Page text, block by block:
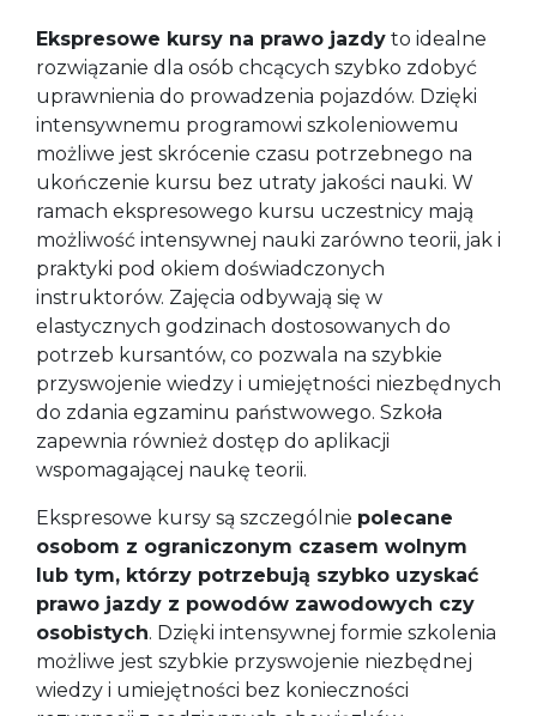
Ekspresowe kursy na prawo jazdy to idealne
rozwiązanie dla osób chcących szybko zdobyć
uprawnienia do prowadzenia pojazdów. Dzięki
intensywnemu programowi szkoleniowemu
możliwe jest skrócenie czasu potrzebnego na
ukończenie kursu bez utraty jakości nauki. W
ramach ekspresowego kursu uczestnicy mają
możliwość intensywnej nauki zarówno teorii, jak i
praktyki pod okiem doświadczonych
instruktorów. Zajęcia odbywają się w
elastycznych godzinach dostosowanych do
potrzeb kursantów, co pozwala na szybkie
przyswojenie wiedzy i umiejętności niezbędnych
do zdania egzaminu państwowego. Szkoła
zapewnia również dostęp do aplikacji
wspomagającej naukę teorii.
Ekspresowe kursy są szczególnie polecane
osobom z ograniczonym czasem wolnym
lub tym, którzy potrzebują szybko uzyskać
prawo jazdy z powodów zawodowych czy
osobistych. Dzięki intensywnej formie szkolenia
możliwe jest szybkie przyswojenie niezbędnej
wiedzy i umiejętności bez konieczności